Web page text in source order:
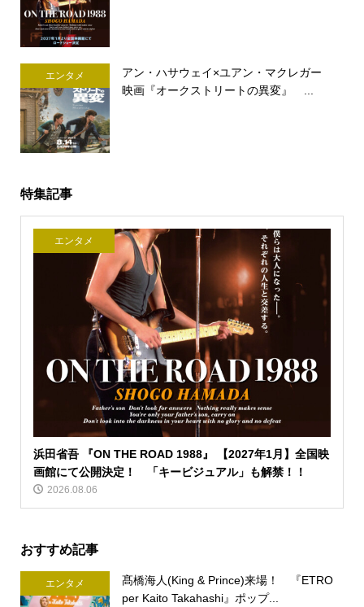
エンタメ
アン・ハサウェイ×ユアン・マクレガー
映画『オークストリートの異変』 ...
特集記事
エンタメ
浜田省吾 『ON THE ROAD 1988』 【2027年1月】全国映
画館にて公開決定！ 「キービジュアル」も解禁！！
2026.08.06
おすすめ記事
エンタメ
髙橋海人(King & Prince)来場！ 『ETRO
per Kaito Takahashi』ポップ...